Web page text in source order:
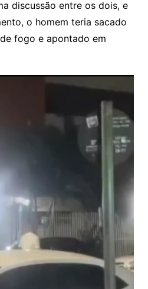
discussão entre os dois, e
o homem teria sacado
fogo e apontado em